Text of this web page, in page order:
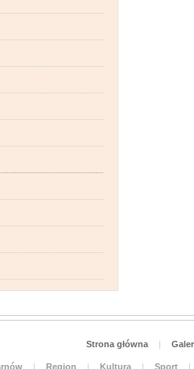
Strona główna |
| Region | Kultura | Sport
|